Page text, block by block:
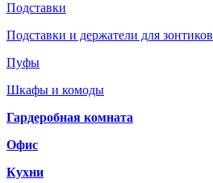
Подставки
Подставки и держатели для зонтиков
Пуфы
Шкафы и комоды
Гардеробная комната
Офис
Кухни